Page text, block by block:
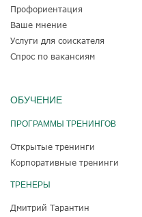
Профориентация
Ваше мнение
Услуги для соискателя
Спрос по вакансиям
ОБУЧЕНИЕ
ПРОГРАММЫ ТРЕНИНГОВ
Открытые тренинги
Корпоративные тренинги
ТРЕНЕРЫ
Дмитрий Тарантин